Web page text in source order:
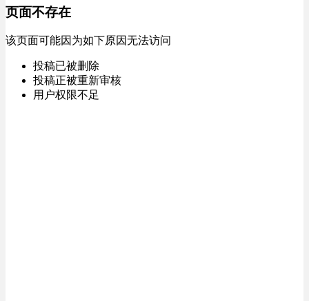
页面不存在
该页面可能因为如下原因无法访问
投稿已被删除
投稿正被重新审核
用户权限不足